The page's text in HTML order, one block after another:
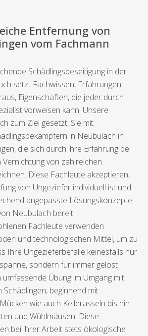
Entfernung von
vom Fachmann
Schädlingsbeseitigung in der
setzt Fachwissen, Erfahrungen
Eigenschaften, die jeder durch
vorweisen kann. Unsere
zum Ziel gesetzt, Sie mit
in Neubulach in
die sich durch ihre Erfahrung bei
von zahlreichen
Diese Fachleute akzeptieren,
von Ungeziefer individuell ist und
angepasste Lösungskonzepte
Neubulach bereit.
Fachleute verwenden
und technologischen Mittel, um zu
Ihre Ungezieferbefälle keinesfalls nur
sondern für immer gelöst
Übung im Umgang mit
beginnend mit
wie auch Kellerasseln bis hin
und Wühlmäusen. Diese
bei ihrer Arbeit stets ökologische